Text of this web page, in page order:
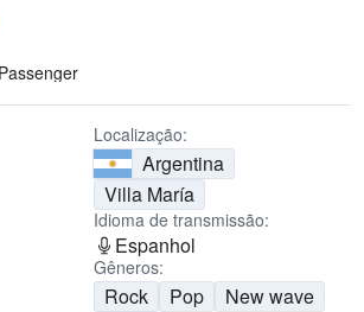
Localização:
Argentina
Villa María
Idioma de transmissão:
Espanhol
Gêneros:
Rock Pop
New wave